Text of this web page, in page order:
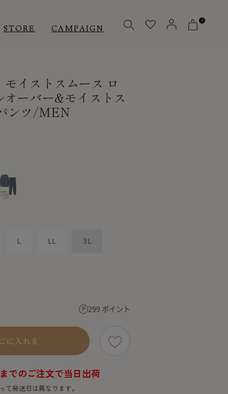
STORE CAMPAIGN
0
INNER OTHERS
OTHERS
モイストスムース ロ
オーバー&モイストス
ンツ/MEN
L LL 3L
299 ポイント
に入れる
でのご注文で当日出荷
て発送日は異なります。